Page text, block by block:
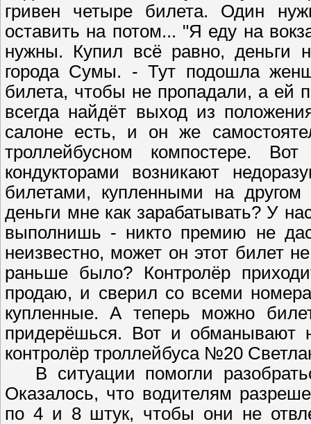
гривен четыре билета. Один
оставить на потом... "Я еду на
нужны. Купил всё равно, деньги
города Сумы. - Тут подошла
билета, чтобы не пропадали, а ей
всегда найдёт выход из
салоне есть, и он же
троллейбусном компостере.
кондукторами возникают
билетами, купленными на
деньги мне как зарабатывать? У
выполнишь - никто премию не
неизвестно, может он этот билет
раньше было? Контролёр
продаю, и сверил со всеми
купленные. А теперь можно
придерёшься. Вот и
контролёр троллейбуса №20
В ситуации помогли
Оказалось, что водителям
по 4 и 8 штук, чтобы они не